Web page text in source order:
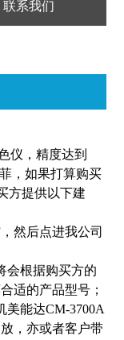
联系我们
仪，精度达到
，如果打算购买
方提供以下建
然后点进我公司
会根据购买方的
适的产品型号；
美能达CM-3700A
，亦或者客户带